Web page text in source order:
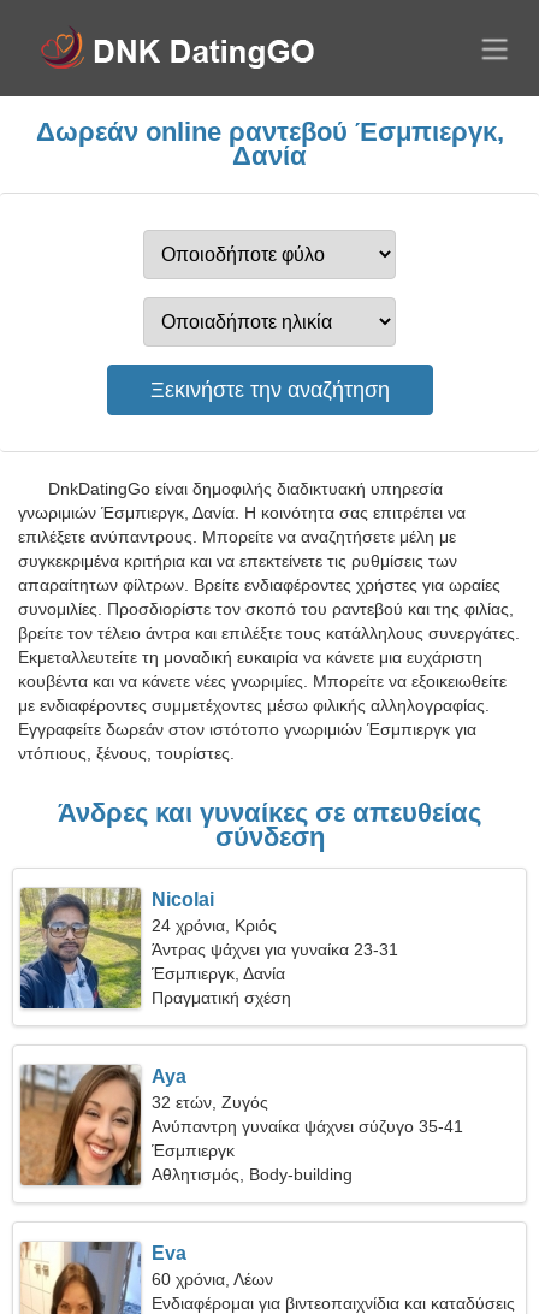
Δωρεάν online ραντεβού Έσμπιεργκ,
Δανία
DnkDatingGo είναι δημοφιλής διαδικτυακή υπηρεσία
γνωριμιών Έσμπιεργκ, Δανία. Η κοινότητα σας επιτρέπει να
επιλέξετε ανύπαντρους. Μπορείτε να αναζητήσετε μέλη με
συγκεκριμένα κριτήρια και να επεκτείνετε τις ρυθμίσεις των
απαραίτητων φίλτρων. Βρείτε ενδιαφέροντες χρήστες για ωραίες
συνομιλίες. Προσδιορίστε τον σκοπό του ραντεβού και της φιλίας,
βρείτε τον τέλειο άντρα και επιλέξτε τους κατάλληλους συνεργάτες.
Εκμεταλλευτείτε τη μοναδική ευκαιρία να κάνετε μια ευχάριστη
κουβέντα και να κάνετε νέες γνωριμίες. Μπορείτε να εξοικειωθείτε
με ενδιαφέροντες συμμετέχοντες μέσω φιλικής αλληλογραφίας.
Εγγραφείτε δωρεάν στον ιστότοπο γνωριμιών Έσμπιεργκ για
ντόπιους, ξένους, τουρίστες.
Άνδρες και γυναίκες σε απευθείας
σύνδεση
Nicolai
24 χρόνια, Κριός
Άντρας ψάχνει για γυναίκα 23-31
Έσμπιεργκ, Δανία
Πραγματική σχέση
Aya
32 ετών, Ζυγός
Ανύπαντρη γυναίκα ψάχνει σύζυγο 35-41
Έσμπιεργκ
Αθλητισμός, Body-building
Eva
60 χρόνια, Λέων
Ενδιαφέρομαι για βιντεοπαιχνίδια και καταδύσεις